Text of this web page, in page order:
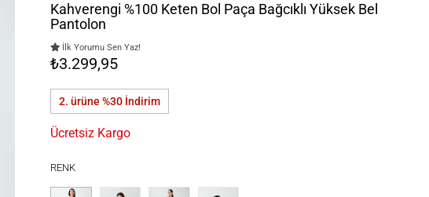
Kahverengi %100 Keten Bol Paça Bağcıklı Yüksek Bel
Pantolon
İlk Yorumu Sen Yaz!
₺3.299,95
2. ürüne %30 İndirim
Ücretsiz Kargo
RENK